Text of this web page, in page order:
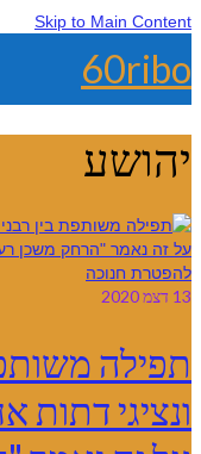
Skip to Main Content
60ribo
יהושע
13דצמ 2020
תפילה
ונציגי דתות